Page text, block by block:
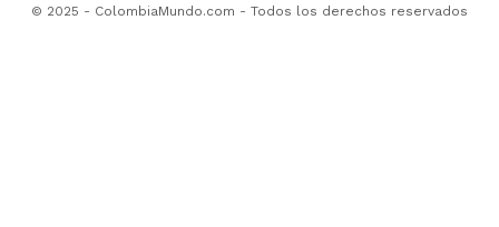
© 2025 - ColombiaMundo.com - Todos los derechos reservados